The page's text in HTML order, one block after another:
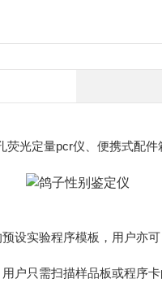
光定量pcr仪、便携式配
设实验程序模板，用户亦
户只需扫描样品板或程序